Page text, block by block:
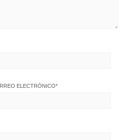
ELECTRÓNICO*